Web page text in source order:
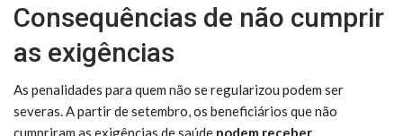
Consequências de não cumprir
as exigências
As penalidades para quem não se regularizou podem ser
severas. A partir de setembro, os beneficiários que não
cumpriram as exigências de saúde podem receber